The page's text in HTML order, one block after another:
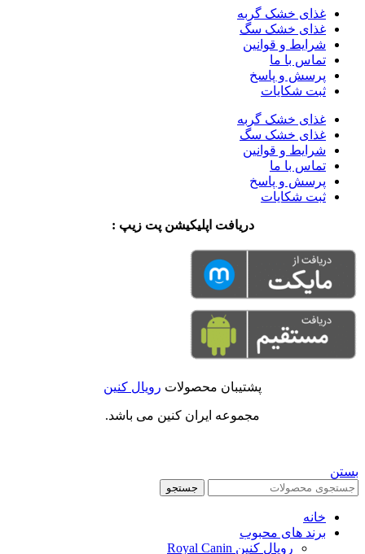
غذای خشک گربه
غذای خشک سگ
شرایط و قوانین
تماس با ما
پرسش و پاسخ
ثبت شکایات
غذای خشک گربه
غذای خشک سگ
شرایط و قوانین
تماس با ما
پرسش و پاسخ
ثبت شکایات
دریافت اپلیکیشن پت زیپ :
پشتیبان محصولات رویال کنین
مجموعه ایران کنین می باشد.
بستن
جستجو
خانه
برند های محبوب
رویال کنین Royal Canin